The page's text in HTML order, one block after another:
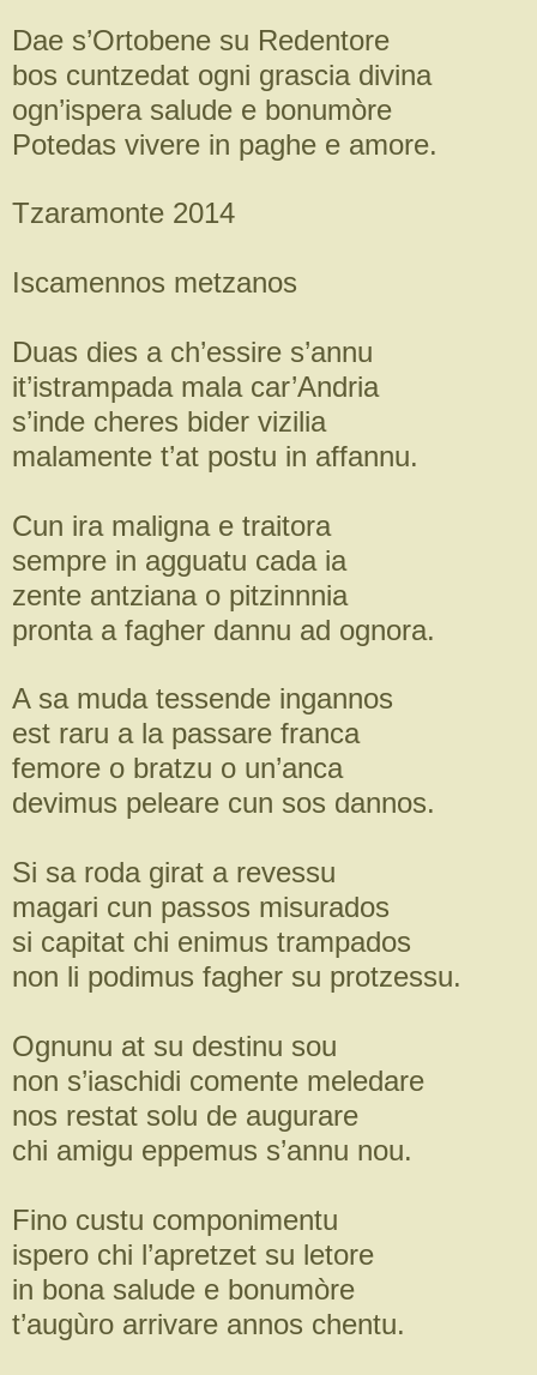
Dae s’Ortobene su Redentore
bos cuntzedat ogni grascia divina
ogn’ispera salude e bonumòre
Potedas vivere in paghe e amore.
Tzaramonte 2014
Iscamennos metzanos
Duas dies a ch’essire s’annu
it’istrampada mala car’Andria
s’inde cheres bider vizilia
malamente t’at postu in affannu.
Cun ira maligna e traitora
sempre in agguatu cada ia
zente antziana o pitzinnnia
pronta a fagher dannu ad ognora.
A sa muda tessende ingannos
est raru a la passare franca
femore o bratzu o un’anca
devimus peleare cun sos dannos.
Si sa roda girat a revessu
magari cun passos misurados
si capitat chi enimus trampados
non li podimus fagher su protzessu.
Ognunu at su destinu sou
non s’iaschidi comente meledare
nos restat solu de augurare
chi amigu eppemus s’annu nou.
Fino custu componimentu
ispero chi l’apretzet su letore
in bona salude e bonumòre
t’augùro arrivare annos chentu.